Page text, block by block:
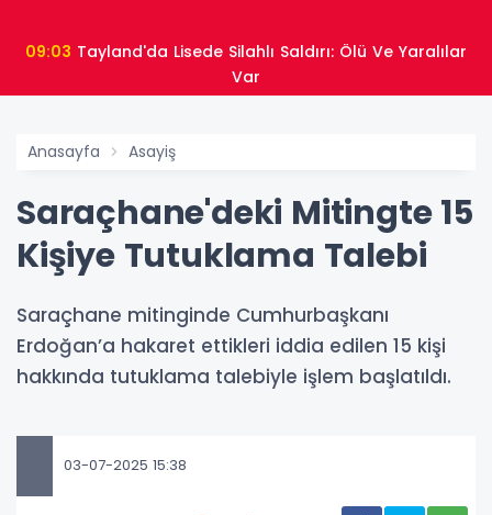
09:03
Var
Anasayfa Asayiş
Saraçhane'deki Mitingte 15
Kişiye Tutuklama Talebi
Saraçhane mitinginde Cumhurbaşkanı
Erdoğan’a hakaret ettikleri iddia edilen 15 kişi
hakkında tutuklama talebiyle işlem başlatıldı.
03-07-2025 15:38